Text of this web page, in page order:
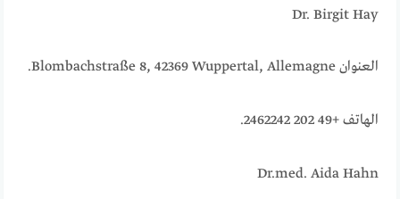
Dr. Birgit Hay
العنوان Blombachstraße 8, 42369 Wuppertal, Allemagne.
الهاتف +49 202 2462242.
Dr.med. Aida Hahn